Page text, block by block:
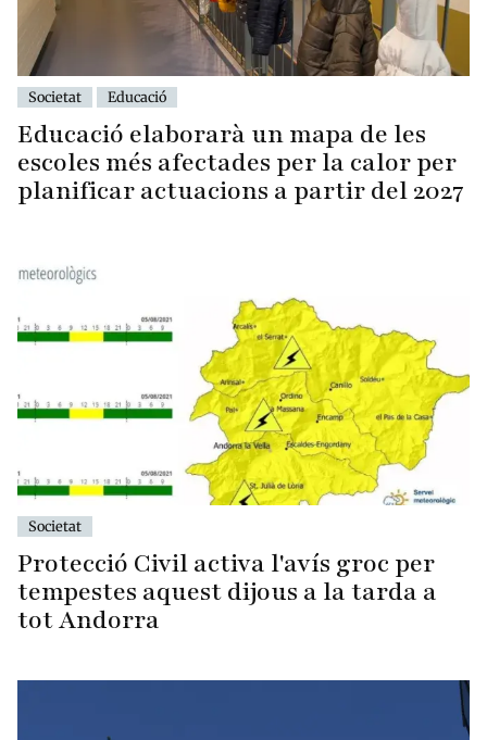
Societat Educació
Educació elaborarà un mapa de les
escoles més afectades per la calor per
planificar actuacions a partir del 2027
Societat
Protecció Civil activa l'avís groc per
tempestes aquest dijous a la tarda a
tot Andorra